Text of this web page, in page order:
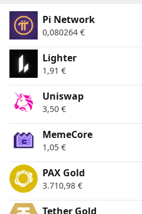
Pi Network
0,080264 €
Lighter
1,91 €
Uniswap
3,50 €
MemeCore
1,05 €
PAX Gold
3.710,98 €
Tether Gold